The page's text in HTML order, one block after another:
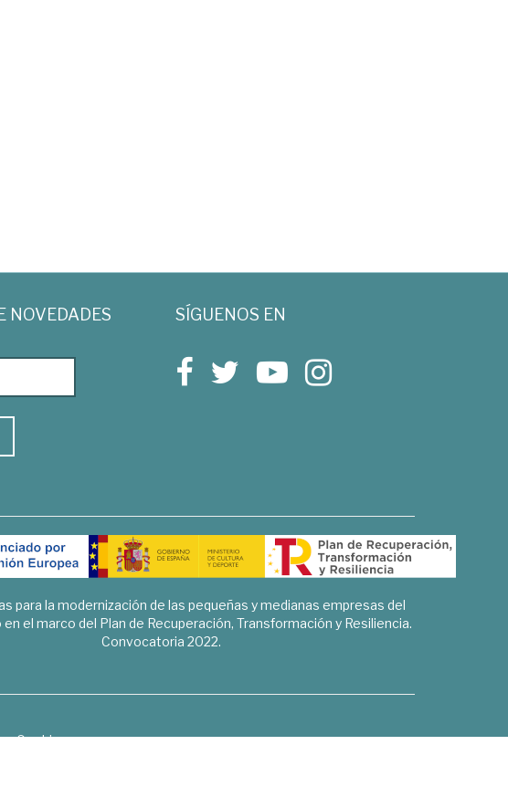
NOVEDADES SÍGUENOS EN
para la modernización de las pequeñas y medianas empresas del
el marco del Plan de Recuperación, Transformación y Resiliencia.
Convocatoria 2022.
Cookies